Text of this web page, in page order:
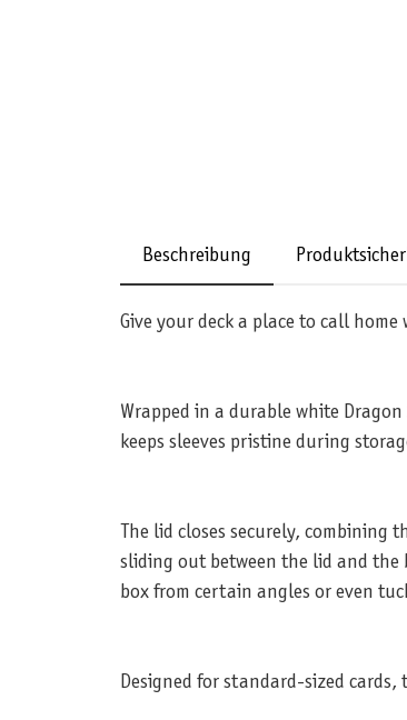
Beschreibung
Give your deck a place to call
Wrapped in a durable white
keeps sleeves pristine during
The lid closes securely,
sliding out between the lid and the
box from certain angles or even
Designed for standard-sized